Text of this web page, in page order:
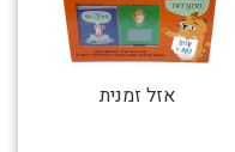
אזל זמנית